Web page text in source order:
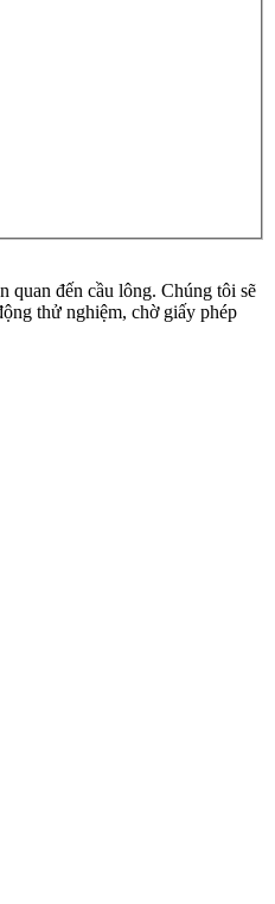
quan đến cầu lông. Chúng tôi sẽ
thử nghiệm, chờ giấy phép